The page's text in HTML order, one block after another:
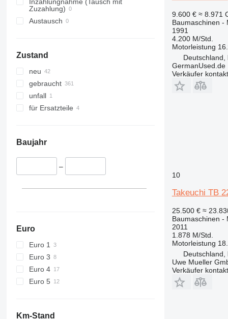
336
340
365
374
390
395
424
426
826
906
907
908
TM
VMT
Inzahlungnahme (Tausch mit
Zuzahlung)
Austausch
Zustand
neu
gebraucht
unfall
für Ersatzteile
Baujahr
–
Euro
Euro 1
Euro 3
Euro 4
Euro 5
Km-Stand
9.600 € ≈ 8.971
Baumaschinen -
1991
4.200 M/Std.
Motorleistung
Deutschland,
GermanUsed.de
Verkäufer
10
Takeuchi TB
25.500 € ≈
Baumaschinen -
2011
1.878 M/Std.
Motorleistung
Deutschland,
Uwe Mueller
Verkäufer